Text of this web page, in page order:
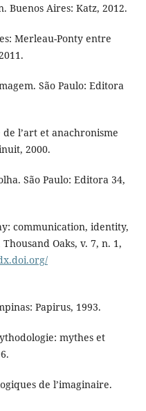
Buenos Aires: Katz, 2012.
Merleau-Ponty entre
São Paulo: Editora
de l’art et anachronisme
2000.
olha. São Paulo: Editora 34,
communication, identity,
Oaks, v. 7, n. 1,
Papirus, 1993.
mythes et
de l’imaginaire.